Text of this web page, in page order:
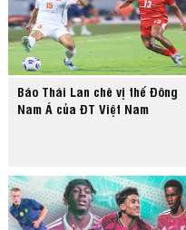
Báo Thái Lan chê vị thế Đông
Nam Á của ĐT Việt Nam